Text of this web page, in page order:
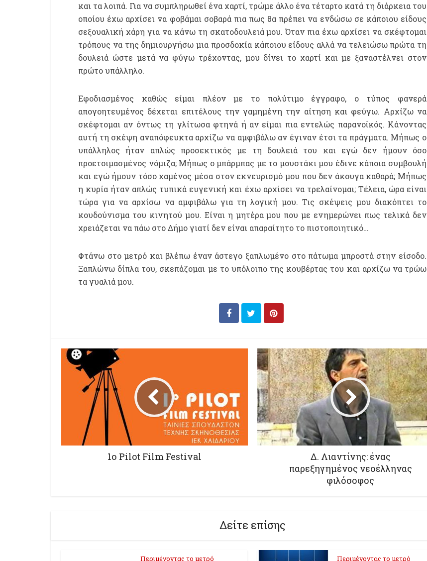
και τα λοιπά. Για να συμπληρωθεί ένα χαρτί, τρώμε άλλο ένα τέταρτο κατά τη διάρκεια του
οποίου έχω αρχίσει να φοβάμαι σοβαρά πια πως θα πρέπει να ενδώσω σε κάποιου είδους
σεξουαλική χάρη για να κάνω τη σκατοδουλειά μου. Όταν πια έχω αρχίσει να σκέφτομαι
τρόπους να της δημιουργήσω μια προσδοκία κάποιου είδους αλλά να τελειώσω πρώτα τη
δουλειά ώστε μετά να φύγω τρέχοντας, μου δίνει το χαρτί και με ξαναστέλνει στον
πρώτο υπάλληλο.
Εφοδιασμένος καθώς είμαι πλέον με το πολύτιμο έγγραφο, ο τύπος φανερά
απογοητευμένος δέχεται επιτέλους την γαμημένη την αίτηση και φεύγω. Αρχίζω να
σκέφτομαι αν όντως τη γλίτωσα φτηνά ή αν είμαι πια εντελώς παρανοϊκός. Κάνοντας
αυτή τη σκέψη αναπόφευκτα αρχίζω να αμφιβάλω αν έγιναν έτσι τα πράγματα. Μήπως ο
υπάλληλος ήταν απλώς προσεκτικός με τη δουλειά του και εγώ δεν ήμουν όσο
προετοιμασμένος νόμιζα; Μήπως ο μπάρμπας με το μουστάκι μου έδινε κάποια συμβουλή
και εγώ ήμουν τόσο χαμένος μέσα στον εκνευρισμό μου που δεν άκουγα καθαρά; Μήπως
η κυρία ήταν απλώς τυπικά ευγενική και έχω αρχίσει να τρελαίνομαι; Τέλεια, ώρα είναι
τώρα για να αρχίσω να αμφιβάλω για τη λογική μου. Τις σκέψεις μου διακόπτει το
κουδούνισμα του κινητού μου. Είναι η μητέρα μου που με ενημερώνει πως τελικά δεν
χρειάζεται να πάω στο Δήμο γιατί δεν είναι απαραίτητο το πιστοποιητικό…
Φτάνω στο μετρό και βλέπω έναν άστεγο ξαπλωμένο στο πάτωμα μπροστά στην είσοδο.
Ξαπλώνω δίπλα του, σκεπάζομαι με το υπόλοιπο της κουβέρτας του και αρχίζω να τρώω
τα γυαλιά μου.
1ο Pilot Film Festival
Δ. Λιαντίνης: ένας
παρεξηγημένος νεοέλληνας
φιλόσοφος
Δείτε επίσης
Περιμένοντας το μετρό Περιμένοντας το μετρό